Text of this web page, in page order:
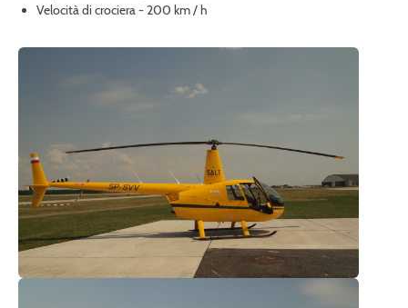
Velocità di crociera - 200 km / h